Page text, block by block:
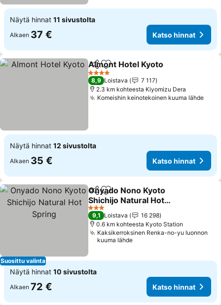
Näytä hinnat 11 sivustolta
Alkaen 37 € Katso hinnat
Jaa Lisää suosikkeihin
Almont Hotel Kyoto
4 Tähtiluokitus
8,9 Loistava
7 117
2.3 km kohteesta Kiyomizu Dera
Komeishin keinotekoinen kuuma lähde
Näytä hinnat 12 sivustolta
Alkaen 35 € Katso hinnat
Suosittu valinta
Jaa Lisää suosikkeihin
Onyado Nono Kyoto
Shichijo Natural Hot
Spring
Katso hinnat
3 Tähtiluokitus
9,1 Loistava
16 298
0.6 km kohteesta Kyoto Station
Kaksikerroksinen Renka-no-yu luonnon
kuuma lähde
Näytä hinnat 10 sivustolta
Alkaen 72 € Katso hinnat